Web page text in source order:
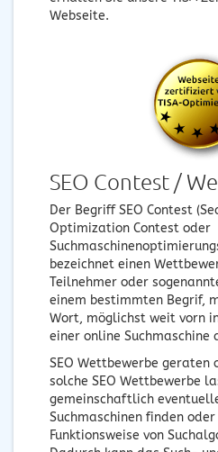
Webseite.
SEO Contest /
Der Begriff SEO Contest
Optimization Contest oder
bezeichnet einen
Teilnehmer oder
einem bestimmten Begrif,
Wort, möglichst weit vorn
einer online
SEO Wettbewerbe
solche SEO Wettbewerbe
gemeinschaftlich
Suchmaschinen finden
Funktionsweise von